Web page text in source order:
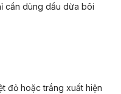
cần dùng dầu dừa bôi
đỏ hoặc trắng xuất hiện